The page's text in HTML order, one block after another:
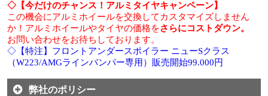
◇【今だけのチャンス！アルミタイヤキャンペーン】
この機会にアルミホイールを交換してカスタマイズしません
か！アルミホイールやタイヤの価格をさらにコストダウン。
お問い合わせをお待ちしております。
◇【特注】フロントアンダースポイラー ニューSクラス
（W223/AMGラインバンパー専用）販売開始99.000円
弊社のポリシー